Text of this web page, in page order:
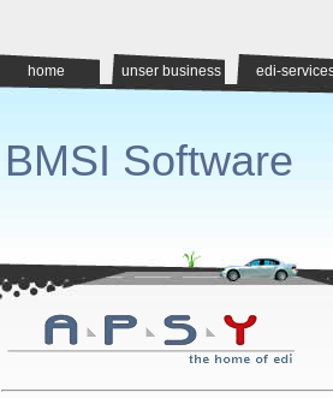
home unser business edi-
BMSI Software